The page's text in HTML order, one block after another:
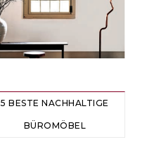
5 BESTE NACHHALTIGE
BÜROMÖBEL